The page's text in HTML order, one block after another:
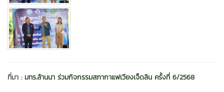
ที่มา : มทร.ล้านนา ร่วมกิจกรรมสภากาแฟเวียงเจ็ดลิน ครั้งที่ 6/2568